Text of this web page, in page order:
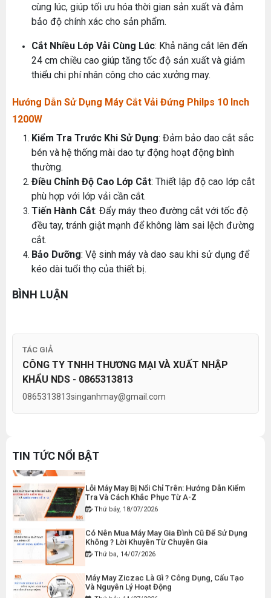
cùng lúc, giúp tối ưu hóa thời gian sản xuất và đảm
bảo độ chính xác cho sản phẩm.
Cắt Nhiều Lớp Vải Cùng Lúc: Khả năng cắt lên đến
24 cm chiều cao giúp tăng tốc độ sản xuất và giảm
thiểu chi phí nhân công cho các xưởng may.
Hướng Dẫn Sử Dụng Máy Cắt Vải Đứng Philps 10 Inch
1200W
Kiểm Tra Trước Khi Sử Dụng: Đảm bảo dao cắt sắc
bén và hệ thống mài dao tự động hoạt động bình
thường.
Điều Chỉnh Độ Cao Lớp Cắt: Thiết lập độ cao lớp cắt
phù hợp với lớp vải cần cắt.
Tiến Hành Cắt: Đẩy máy theo đường cắt với tốc độ
đều tay, tránh giật mạnh để không làm sai lệch đường
cắt.
Bảo Dưỡng: Vệ sinh máy và dao sau khi sử dụng để
kéo dài tuổi thọ của thiết bị.
BÌNH LUẬN
TÁC GIẢ
CÔNG TY TNHH THƯƠNG MẠI VÀ XUẤT NHẬP
KHẨU NDS - 0865313813
0865313813singanhmay@gmail.com
TIN TỨC NỔI BẬT
Thứ tư, 20/11/2024
Bền, Dễ Sử Dụng (Top 3 Nên Mua)
Thứ tư, 20/11/2024
Cung cấp hóa chất công nghiệp cho doanh
nghiệp của bạn
Thứ năm, 24/10/2024
Tổ Hợp May Nhỏ Mua Linh Kiện Ngành May Ở
Đâu Giá Rẻ Chất Lượng Uy Tín
QuảThứ bảy, 01/08/2026
Gia Đình Đúng Kỹ Thuật
Tra Và Cách Khắc Phục Từ A-Z
Thứ bảy, 18/07/2026
Không ? Lời Khuyên Từ Chuyên Gia
Thứ ba, 14/07/2026
Và Nguyên Lý Hoạt Động
Thứ bảy, 11/07/2026
MÁY MAY BAO CẦM TAY TRỤ ĐỨNG 2 KIM
Đăng nhập để xem giá sỉ
Giá bán lẻ:
Đăng nhập để xem giá sỉ
Giá bán lẻ:
MÁY CẮT DẢI ĐAI ĐIỆN TỬ TỰ ĐỘNG
Đăng nhập để xem giá sỉ
THAN MÁY CẮT VẢI CẦM TAY YJ-65 ( 1 CẶP )
Đăng nhập để xem giá sỉ
Giá bán lẻ:
50.000đ
Đăng nhập để xem giá sỉ
Đăng nhập để xem giá sỉ
Giá bán lẻ: 2.400.000đ
MÁY MAY BAO CẦM TAY GK9-500 KHÔNG BÌNH